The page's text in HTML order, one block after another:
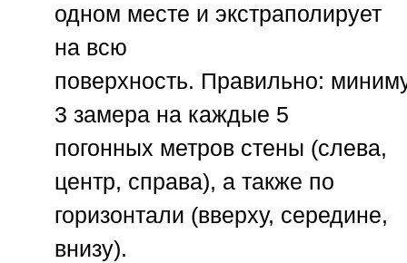
одном месте и экстраполирует
на всю
поверхность. Правильно:
3 замера на каждые 5
погонных метров стены (слева,
центр, справа), а также по
горизонтали (вверху, середине,
внизу).